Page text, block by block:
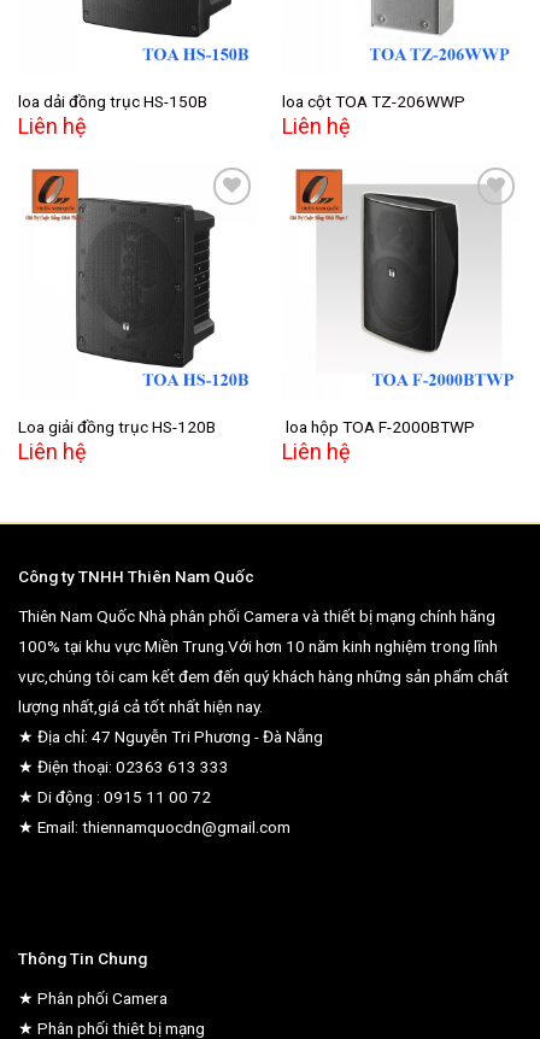
loa dải đồng trục HS-150B
Liên hệ
loa cột TOA TZ-206WWP
Liên hệ
Add to
wishlist
Loa giải đồng trục HS-120B
Liên hệ
loa hộp TOA F-2000BTWP
Liên hệ
Công ty TNHH Thiên Nam Quốc
Thiên Nam Quốc Nhà phân phối Camera và thiết bị mạng chính hãng
100% tại khu vực Miền Trung.Với hơn 10 năm kinh nghiệm trong lĩnh
vực,chúng tôi cam kết đem đến quý khách hàng những sản phẩm chất
lượng nhất,giá cả tốt nhất hiện nay.
★ Địa chỉ: 47 Nguyễn Tri Phương - Đà Nẵng
★ Điện thoại: 02363 613 333
★ Di động : 0915 11 00 72
★ Email: thiennamquocdn@gmail.com
Thông Tin Chung
★ Phân phối Camera
★ Phân phối thiêt bị mạng